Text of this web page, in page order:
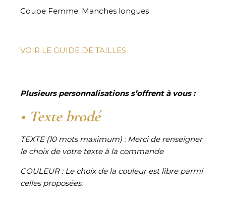
Coupe Femme. Manches longues
VOIR LE GUIDE DE TAILLES
Plusieurs personnalisations s’offrent à vous :
• Texte brodé
TEXTE (10 mots maximum) :Merci de renseigner
le choix de votre texte à la commande
COULEUR :Le choix de la couleur est libre parmi
celles proposées.